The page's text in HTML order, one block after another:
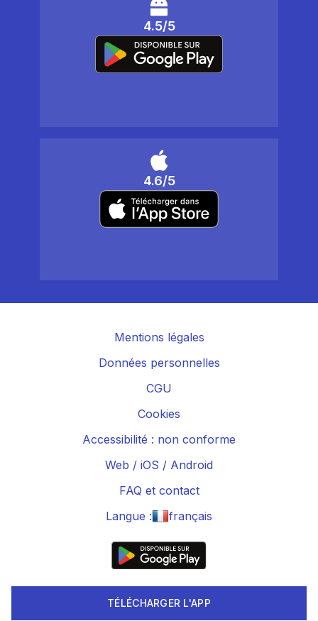
TÉLÉCHARGER L'APP
4.5/5
4.6/5
Mentions légales
Données personnelles
CGU
Cookies
Accessibilité : non conforme
Web / iOS / Android
FAQ et contact
Langue :
français